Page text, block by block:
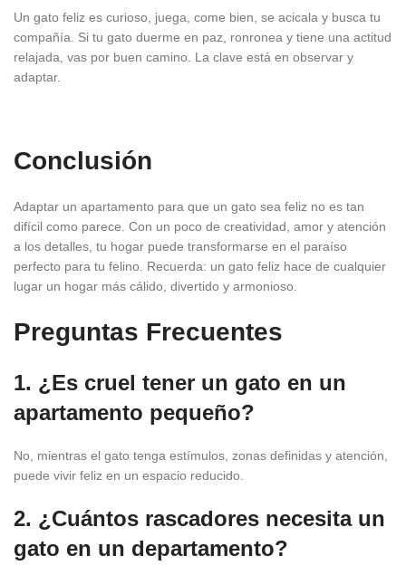
Un gato feliz es curioso, juega, come bien, se acicala y busca tu
compañía. Si tu gato duerme en paz, ronronea y tiene una actitud
relajada, vas por buen camino. La clave está en observar y
adaptar.
Conclusión
Adaptar un apartamento para que un gato sea feliz no es tan
difícil como parece. Con un poco de creatividad, amor y atención
a los detalles, tu hogar puede transformarse en el paraíso
perfecto para tu felino. Recuerda: un gato feliz hace de cualquier
lugar un hogar más cálido, divertido y armonioso.
Preguntas Frecuentes
1. ¿Es cruel tener un gato en un
apartamento pequeño?
No, mientras el gato tenga estímulos, zonas definidas y atención,
puede vivir feliz en un espacio reducido.
2. ¿Cuántos rascadores necesita un
gato en un departamento?